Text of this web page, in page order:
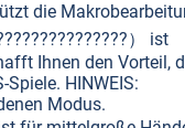
die
） ist
Ihnen den Vorteil,
HINWEIS:
Modus.